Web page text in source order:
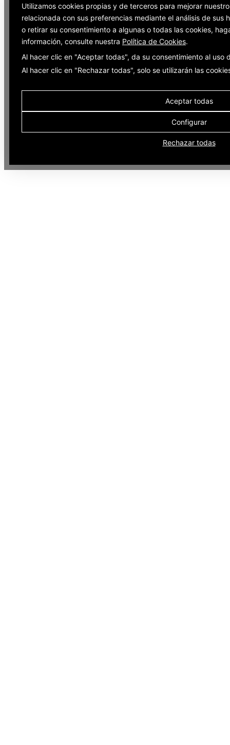
Utilizamos cookies propias y de terceros para mejorar
relacionada con sus preferencias mediante el análisis de sus
o retirar su consentimiento a algunas o todas las cookies,
información, consulte nuestra Política de Cookies.
Al hacer clic en "Aceptar todas", da su consentimiento al uso
Al hacer clic en "Rechazar todas", solo se utilizarán las
Aceptar todas
Configurar
Rechazar todas